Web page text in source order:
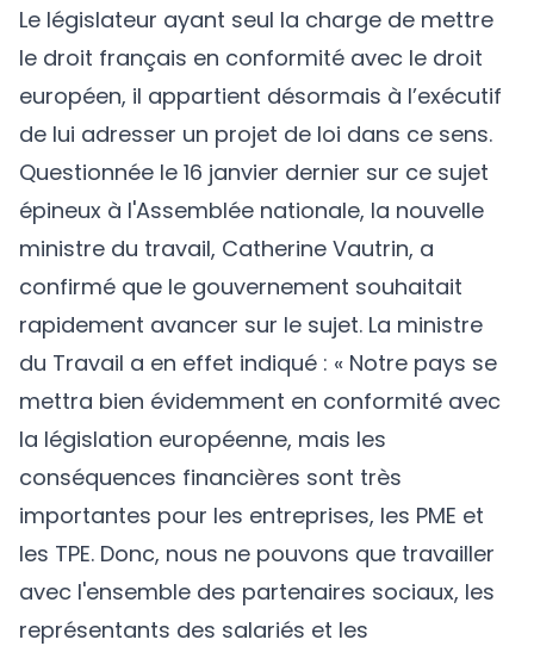
Le législateur ayant seul la charge de mettre
le droit français en conformité avec le droit
européen, il appartient désormais à l’exécutif
de lui adresser un projet de loi dans ce sens.
Questionnée le 16 janvier dernier sur ce sujet
épineux à l'Assemblée nationale, la nouvelle
ministre du travail, Catherine Vautrin, a
confirmé que le gouvernement souhaitait
rapidement avancer sur le sujet. La ministre
du Travail a en effet indiqué : « Notre pays se
mettra bien évidemment en conformité avec
la législation européenne, mais les
conséquences financières sont très
importantes pour les entreprises, les PME et
les TPE. Donc, nous ne pouvons que travailler
avec l'ensemble des partenaires sociaux, les
représentants des salariés et les